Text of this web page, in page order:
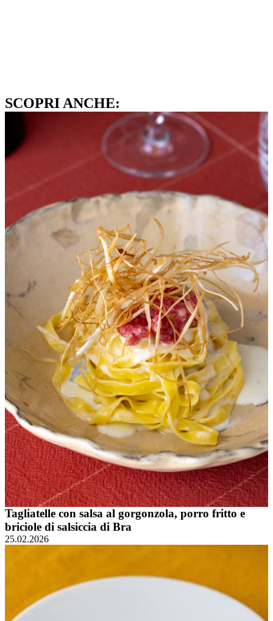
SCOPRI ANCHE:
Tagliatelle con salsa al gorgonzola, porro fritto e
briciole di salsiccia di Bra
25.02.2026